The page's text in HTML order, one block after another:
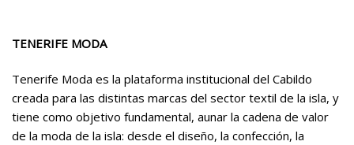
TENERIFE MODA
Tenerife Moda es la plataforma institucional del Cabildo
creada para las distintas marcas del sector textil de la isla, y
tiene como objetivo fundamental, aunar la cadena de valor
de la moda de la isla: desde el diseño, la confección, la